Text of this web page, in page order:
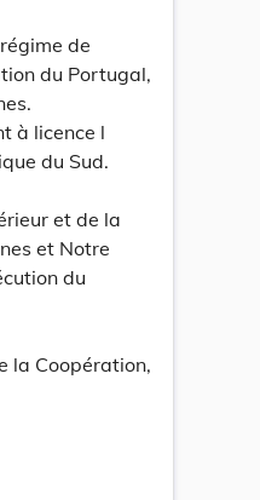
de
du Portugal,
à licence l
du Sud.
et de la
et Notre
du
la Coopération,